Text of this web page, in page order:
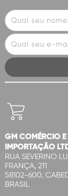
GM COMÉRCIO E
IMPORTAÇÃO
RUA SEVERINO
FRANÇA, 211
58102-600,
BRASIL